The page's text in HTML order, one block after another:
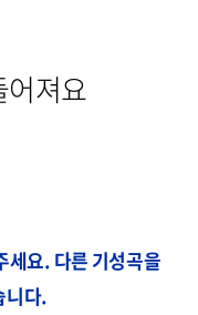
어져요
세요. 다른 기성곡을
니다.